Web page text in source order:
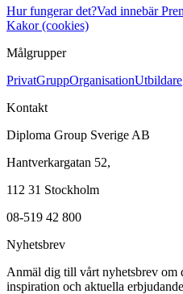
Hur fungerar det?Vad innebär
Kakor (cookies)
Målgrupper
PrivatGruppOrganisationUtbildare
Kontakt
Diploma Group Sverige AB
Hantverkargatan 52,
112 31 Stockholm
08-519 42 800
Nyhetsbrev
Anmäl dig till vårt nyhetsbrev om
inspiration och aktuella